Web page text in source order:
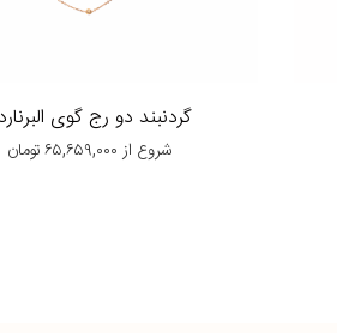
گردنبند دو رج گوی
شروع از ۶۵,۶۵۹,۰۰۰تومان